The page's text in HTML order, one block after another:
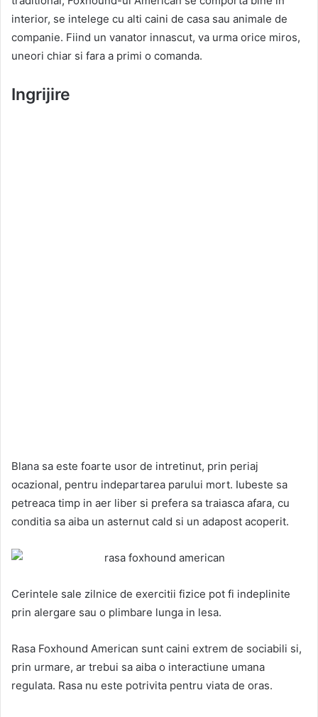
interior, se intelege cu alti caini de casa sau animale de
companie. Fiind un vanator innascut, va urma orice miros,
uneori chiar si fara a primi o comanda.
Ingrijire
Blana sa este foarte usor de intretinut, prin periaj
ocazional, pentru indepartarea parului mort. Iubeste sa
petreaca timp in aer liber si prefera sa traiasca afara, cu
conditia sa aiba un asternut cald si un adapost acoperit.
Cerintele sale zilnice de exercitii fizice pot fi indeplinite
prin alergare sau o plimbare lunga in lesa.
Rasa Foxhound American sunt caini extrem de sociabili si,
prin urmare, ar trebui sa aiba o interactiune umana
regulata. Rasa nu este potrivita pentru viata de oras.